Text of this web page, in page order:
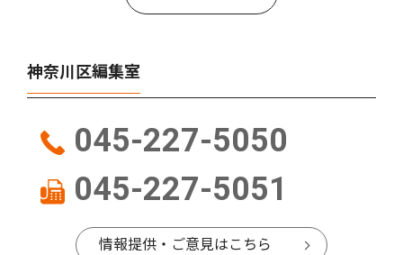
神奈川区編集室
045-227-5050
045-227-5051
情報提供・ご意見はこちら